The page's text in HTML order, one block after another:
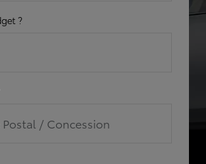
?
/ Concession